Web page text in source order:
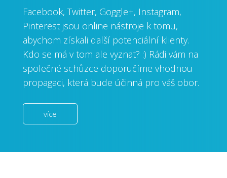
Facebook, Twitter, Goggle+, Instagram,
Pinterest jsou online nástroje k tomu,
abychom získali další potenciální klienty.
Kdo se má v tom ale vyznat? :) Rádi vám na
společné schůzce doporučíme vhodnou
propagaci, která bude účinná pro váš obor.
více